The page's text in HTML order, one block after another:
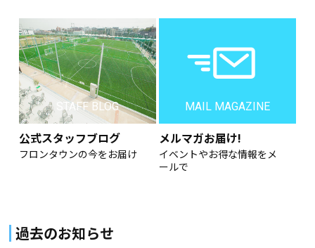
STAFF BLOG
公式スタッフブログ
フロンタウンの今をお届け
MAIL MAGAZINE
メルマガお届け!
イベントやお得な情報をメ
ールで
過去のお知らせ